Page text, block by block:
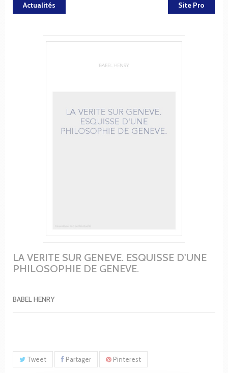
Actualités Site Pro
LA VERITE SUR GENEVE. ESQUISSE D'UNE
PHILOSOPHIE DE GENEVE.
BABEL HENRY
Tweet Partager Pinterest